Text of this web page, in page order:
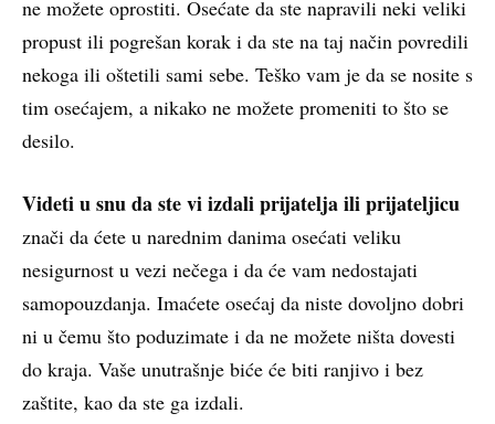
ne možete oprostiti. Osećate da ste napravili neki veliki
propust ili pogrešan korak i da ste na taj način povredili
nekoga ili oštetili sami sebe. Teško vam je da se nosite s
tim osećajem, a nikako ne možete promeniti to što se
desilo.
Videti u snu da ste vi izdali prijatelja ili prijateljicu
znači da ćete u narednim danima osećati veliku
nesigurnost u vezi nečega i da će vam nedostajati
samopouzdanja. Imaćete osećaj da niste dovoljno dobri
ni u čemu što poduzimate i da ne možete ništa dovesti
do kraja. Vaše unutrašnje biće će biti ranjivo i bez
zaštite, kao da ste ga izdali.